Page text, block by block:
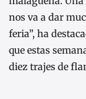
nos va a dar
feria”, ha
que estas
diez trajes de